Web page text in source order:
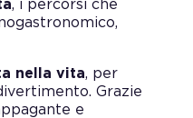
, i percorsi che
nella vita, per
Grazie
e